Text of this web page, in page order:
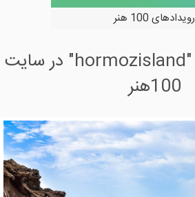
رویدادهای 100 هنر
نتایج جست جو "hormozisland" در سایت
100هنر